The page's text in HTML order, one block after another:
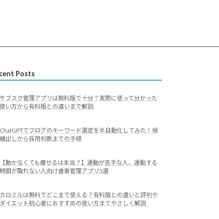
Posts
サブスク管理アプリは無料版で十分？実際に使って分かった
使い方から有料版との違いまで解説
ChatGPTでブログのキーワード選定を半自動化してみた！候
補出しから採用判断までの手順
【動かなくても痩せるは本当？】運動が苦手な人、運動する
時間が取れない人向け食事管理アプリ3選
カロミルは無料でどこまで使える？有料版との違いと評判や
ダイエット初心者におすすめの使い方までやさしく解説